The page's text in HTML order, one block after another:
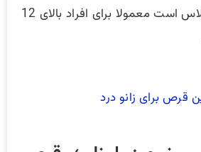
نمود. قرص استئو پلاس است معمولا برای افراد بالای 12
قرص برای زانو درد